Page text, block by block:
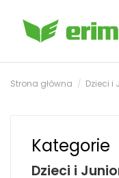
Strona główna Dzieci i
Kategorie
Dzieci i